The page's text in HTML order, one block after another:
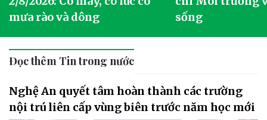
mưa rào và dông
sống
Đọc thêm Tin trong nước
Nghệ An quyết tâm hoàn thành các trường
nội trú liên cấp vùng biên trước năm học mới